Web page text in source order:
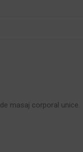
masaj corporal unice.